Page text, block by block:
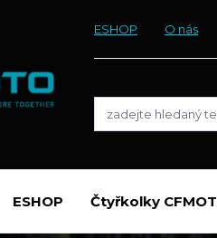
ESHOP O nás
ESHOP Čtyřkolky